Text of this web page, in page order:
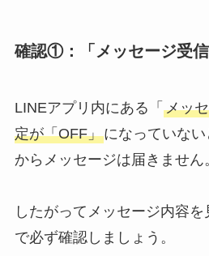
確認①：「メッセージ受
LINEアプリ内にある「 メッ
定が「OFF」になっていな
からメッセージは届きません
したがってメッセージ内容
で必ず確認しましょう。